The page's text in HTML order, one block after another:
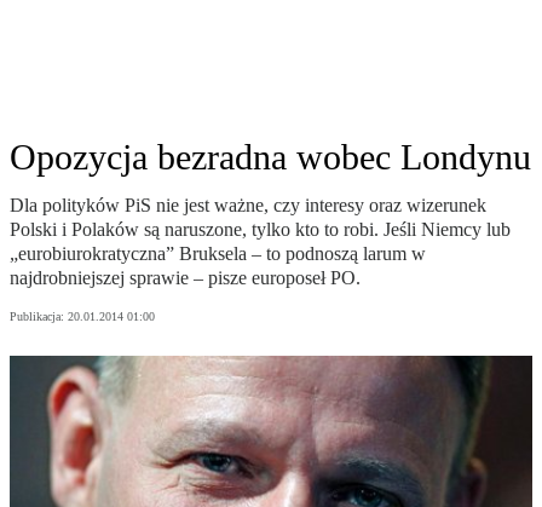
Opozycja bezradna wobec Londynu
Dla polityków PiS nie jest ważne, czy interesy oraz wizerunek
Polski i Polaków są naruszone, tylko kto to robi. Jeśli Niemcy lub
„eurobiurokratyczna” Bruksela – to podnoszą larum w
najdrobniejszej sprawie – pisze europoseł PO.
Publikacja: 20.01.2014 01:00